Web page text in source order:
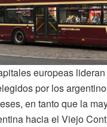
europeas
por los
en tanto que la
hacia el Viejo